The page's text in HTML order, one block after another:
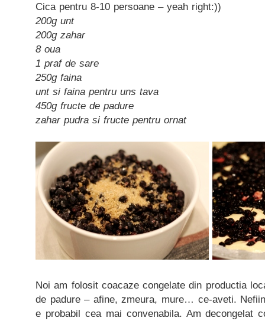
Cica pentru 8-10 persoane – yeah right:))
200g unt
200g zahar
8 oua
1 praf de sare
250g faina
unt si faina pentru uns tava
450g fructe de padure
zahar pudra si fructe pentru ornat
Noi am folosit coacaze congelate din productia
de padure – afine, zmeura, mure… ce-aveti.
e probabil cea mai convenabila. Am decongelat